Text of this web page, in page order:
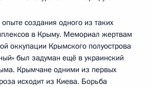
создания одного из таких
в Крыму. Мемориал жертвам
оккупации Крымского полуострова
был задуман ещё в украинский
Крымчане одними из первых
исходит из Киева. Борьба